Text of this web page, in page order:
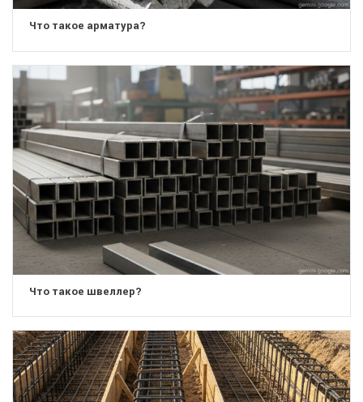
Что такое арматура?
Что такое швеллер?